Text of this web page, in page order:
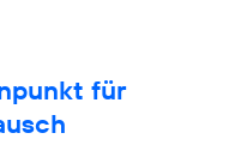
für